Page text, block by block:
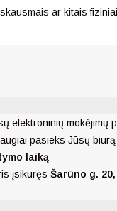
ar kitais
elektroninių mokėjimų
pasieks Jūsų
laiką
įsikūręs Šarūno g.